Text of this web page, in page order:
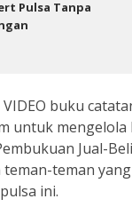
Pulsa Tanpa
buku
untuk mengelola
Jual-
teman-teman
ini.